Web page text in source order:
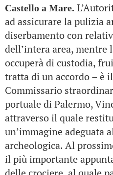
Castello a Mare.
ad assicurare la pulizia
diserbamento con
dell’intera area, mentre
occuperà di custodia,
tratta di un accordo – è
Commissario
portuale di Palermo,
attraverso il quale
un’immagine adeguata
archeologica. Al
il più importante